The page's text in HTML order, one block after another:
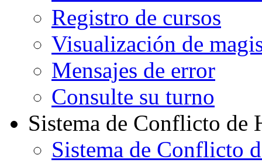
Registro de cursos
Visualización de
Mensajes de error
Consulte su turno
Sistema de Conflicto de
Sistema de Conflicto